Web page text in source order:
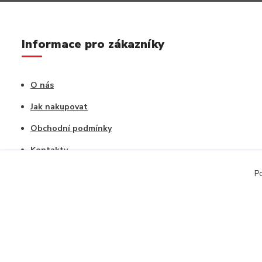
Informace pro zákazníky
O nás
Jak nakupovat
Obchodní podmínky
Kontakty